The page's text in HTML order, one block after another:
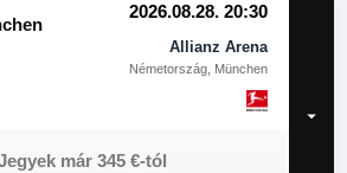
2026.08.28. 20:30
Allianz Arena
Németország, München
már 345 €-tól